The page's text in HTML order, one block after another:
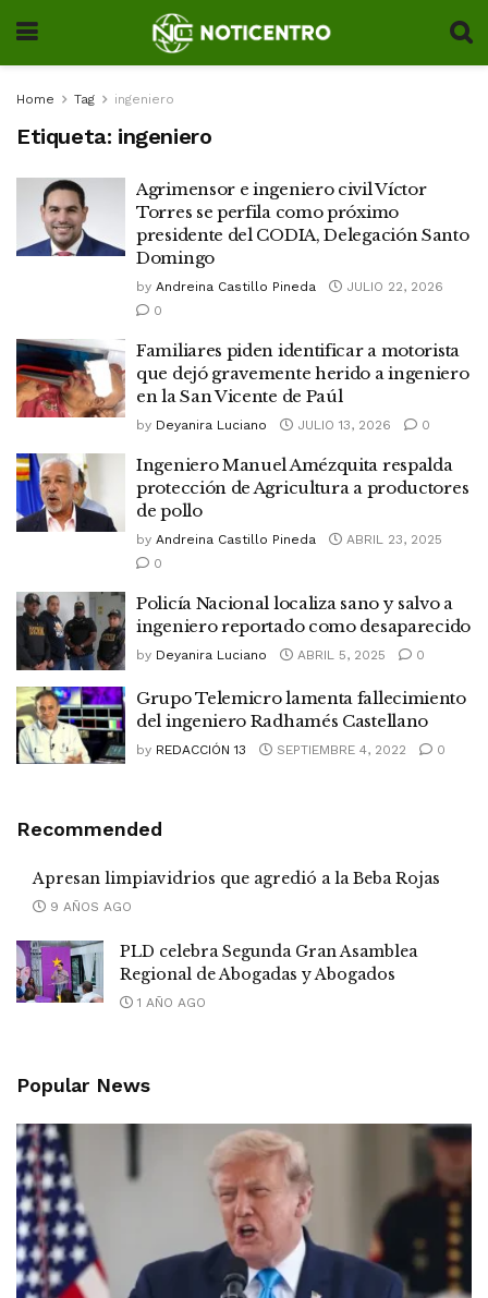
Home Tag ingeniero
Etiqueta: ingeniero
Agrimensor e ingeniero civil Víctor
Torres se perfila como próximo
presidente del CODIA, Delegación Santo
Domingo
by Andreina Castillo Pineda
JULIO 22, 2026
0
Familiares piden identificar a motorista
que dejó gravemente herido a ingeniero
en la San Vicente de Paúl
by Deyanira Luciano JULIO 13, 2026 0
Ingeniero Manuel Amézquita respalda
protección de Agricultura a productores
de pollo
by Andreina Castillo Pineda
ABRIL 23, 2025
0
Policía Nacional localiza sano y salvo a
ingeniero reportado como desaparecido
by Deyanira Luciano ABRIL 5, 2025 0
Grupo Telemicro lamenta fallecimiento
del ingeniero Radhamés Castellano
by REDACCIÓN 13 SEPTIEMBRE 4, 2022 0
Recommended
Apresan limpiavidrios que agredió a la Beba Rojas
9 AÑOS AGO
PLD celebra Segunda Gran Asamblea
Regional de Abogadas y Abogados
1 AÑO AGO
Popular News